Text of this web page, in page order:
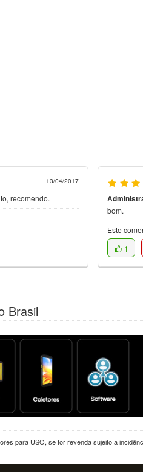
13/04/2017
recomendo.
bom.
Este
1
Brasil
para USO, se for revenda sujeito a